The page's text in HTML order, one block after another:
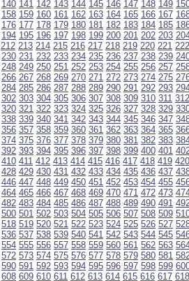
140 141 142 143 144 145 146 147 148 149
158 159 160 161 162 163 164 165 166 167
176 177 178 179 180 181 182 183 184 185
194 195 196 197 198 199 200 201 202 203
212 213 214 215 216 217 218 219 220 221 222
230 231 232 233 234 235 236 237 238 239
248 249 250 251 252 253 254 255 256 257
266 267 268 269 270 271 272 273 274 275
284 285 286 287 288 289 290 291 292 293
302 303 304 305 306 307 308 309 310 311 312
320 321 322 323 324 325 326 327 328 329
338 339 340 341 342 343 344 345 346 347
356 357 358 359 360 361 362 363 364 365
374 375 376 377 378 379 380 381 382 383
392 393 394 395 396 397 398 399 400 401
410 411 412 413 414 415 416 417 418 419 420
428 429 430 431 432 433 434 435 436 437
446 447 448 449 450 451 452 453 454 455
464 465 466 467 468 469 470 471 472 473
482 483 484 485 486 487 488 489 490 491
500 501 502 503 504 505 506 507 508 509
518 519 520 521 522 523 524 525 526 527
536 537 538 539 540 541 542 543 544 545
554 555 556 557 558 559 560 561 562 563
572 573 574 575 576 577 578 579 580 581
590 591 592 593 594 595 596 597 598 599
608 609 610 611 612 613 614 615 616 617 618